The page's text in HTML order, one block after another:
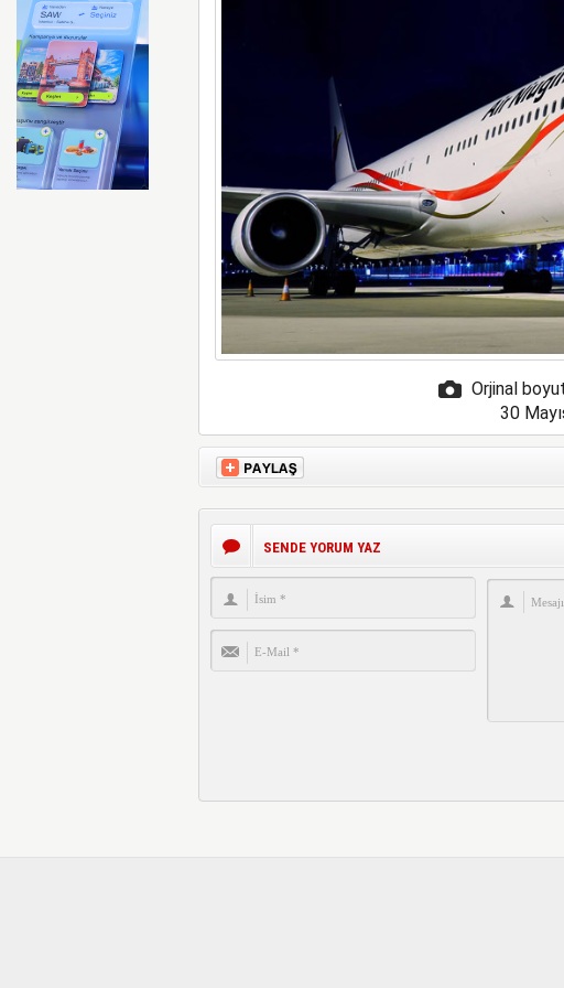
Orjinal
30
SENDE YORUM YAZ